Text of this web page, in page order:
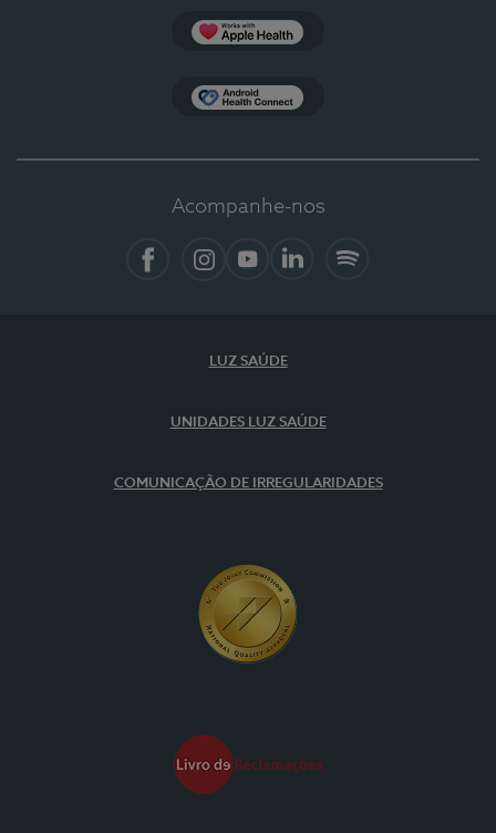
Acompanhe-nos
LUZ SAÚDE
UNIDADES LUZ SAÚDE
COMUNICAÇÃO DE IRREGULARIDADES